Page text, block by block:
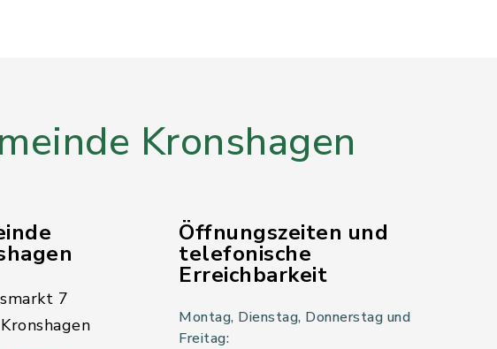
Kronshagen
7
Öffnungszeiten und
telefonische
Erreichbarkeit
Montag, Dienstag, Donnerstag und
Freitag: